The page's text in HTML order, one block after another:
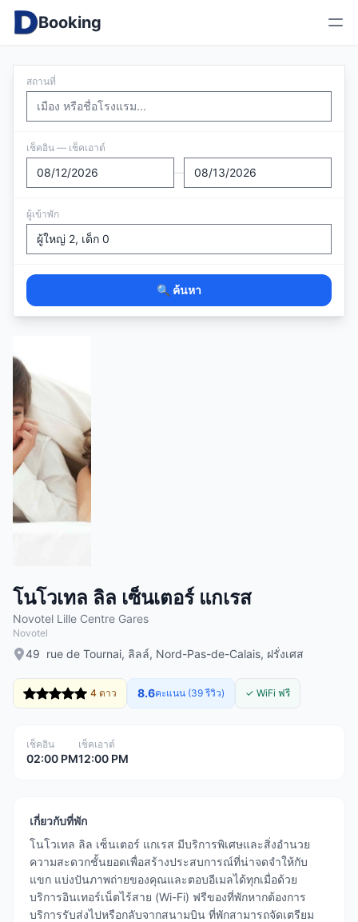
Booking
สถานที่
เช็คอิน — เช็คเอาต์
—
ผู้เข้าพัก
🔍 ค้นหา
โนโวเทล ลิล เซ็นเตอร์ แกเรส
Novotel Lille Centre Gares
Novotel
49 rue de Tournai, ลิลล์, Nord-Pas-de-Calais, ฝรั่งเศส
4 ดาว 8.6คะแนน (39 รีวิว) ✓ WiFi ฟรี
เช็คอิน
02:00 PM
เช็คเอาต์
12:00 PM
เกี่ยวกับที่พัก
โนโวเทล ลิล เซ็นเตอร์ แกเรส มีบริการพิเศษและสิ่งอำนวย
ความสะดวกชั้นยอดเพื่อสร้างประสบการณ์ที่น่าจดจำให้กับ
แขก แบ่งปันภาพถ่ายของคุณและตอบอีเมลได้ทุกเมื่อด้วย
บริการอินเทอร์เน็ตไร้สาย (Wi-Fi) ฟรีของที่พักหากต้องการ
บริการรับส่งไปหรือกลับจากสนามบิน ที่พักสามารถจัดเตรียม